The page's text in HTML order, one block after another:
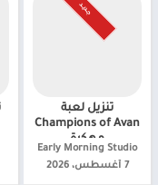
جـديـد
تنزيل لعبة
Champions of Avan
مهكرة
Early Morning Studio‏
7 أغسطس، 2026